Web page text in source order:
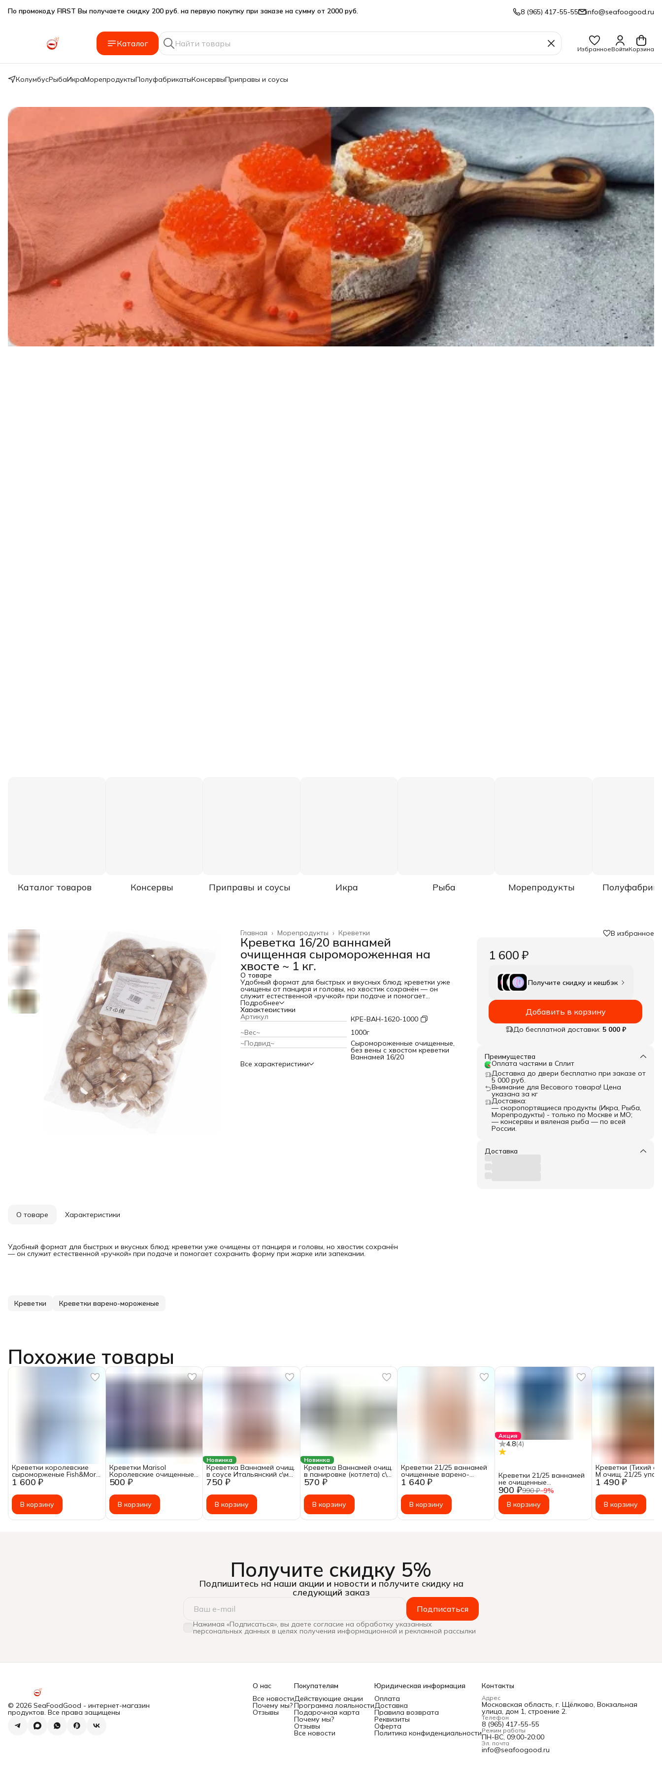
Подарки SeaFoodGood от 2 000₽ в корзине
🔥 3% дополнительная скидка при оплате наличными
8 (965) 417-55-55 info@seafoogood.ru
Каталог
ИзбранноеВойтиКорзина
КолумбусРыбаИкраМорепродуктыПолуфабрикатыКонсервыПриправы и соусы
Каталог товаров Консервы Приправы и соусы Икра Рыба Морепродукты
Креветки
Морепродукты ›
Главная ›
Креветка 16/20 ваннамей
очищенная сыромороженная на
хвосте ~ 1 кг.
О товаре
Удобный формат для быстрых и вкусных блюд: креветки уже
очищены от панциря и головы, но хвостик сохранён — он
служит естественной «ручкой» при подаче и помогает
сохранить форму при жарке или запекании.
Подробнее
Характеристики
Артикул
КРЕ-ВАН-1620-1000
~Вес~
1000г
~Подвид~
Сыромороженные очищенные,
без вены с хвостом креветки
Ваннамей 16/20
Все характеристики
В избранное
1 600 ₽
Получите скидку и кешбэк
Добавить в корзину
До бесплатной доставки: 5 000 ₽
Преимущества
Оплата частями в Сплит
Доставка до двери бесплатно при заказе от
5 000 руб.
Внимание для Весового товара! Цена
указана за кг
Доставка:
— скоропортящиеся продукты (Икра, Рыба,
Морепродукты) - только по Москве и МО;
— консервы и вяленая рыба — по всей
России.
Доставка
О товаре Характеристики
Удобный формат для быстрых и вкусных блюд: креветки уже очищены от панциря и головы, но хвостик сохранён
— он служит естественной «ручкой» при подаче и помогает сохранить форму при жарке или запекании.
Креветки Креветки варено-мороженые
Похожие товары
1 600 ₽
Креветки королевские
сыроморженые Fish&More
очищенные с хвостом
21/25, 1000г
В корзину
500 ₽
Креветки Marisol
Королевские очищенные
150+ замороженные 250 г
В корзину
Новинка
750 ₽
Креветка Ваннамей очищ.
в соусе Итальянский с\м
0,4кг*8 1/3,2кг Fish&More
В корзину
Новинка
570 ₽
Креветка Ваннамей очищ.
в панировке (котлета) с\м
ЭБИ КАЦУ ~300г
В корзину
1 640 ₽
Креветки 21/25 ваннамей
очищенные варено-
мороженая на хвосте ~
1кг
В корзину
Акция
4.8(4)
900 ₽990 ₽−9%
Креветки 21/25 ваннамей
не очищенные
сыромороженые без
головы
В корзину
1 490 ₽
Креветки (Тихий
М очищ. 21/25 упак.
В корзину
Получите скидку 5%
Подпишитесь на наши акции и новости и получите скидку на
следующий заказ
Подписаться
Нажимая «Подписаться», вы даете согласие на обработку указанных
персональных данных в целях получения информационной и рекламной рассылки
© 2026 SeaFoodGood - интернет-магазин
продуктов. Все права защищены
О нас
Все новости
Почему мы?
Отзывы
Покупателям
Действующие акции
Программа лояльности
Подарочная карта
Почему мы?
Отзывы
Все новости
Юридическая информация
Оплата
Доставка
Правила возврата
Реквизиты
Оферта
Политика конфиденциальности
Контакты
Адрес
Московская область, г. Щёлково, Вокзальная
улица, дом 1, строение 2.
Телефон
8 (965) 417-55-55
Режим работы
ПН-ВС, 09:00-20:00
Эл. почта
info@seafoogood.ru